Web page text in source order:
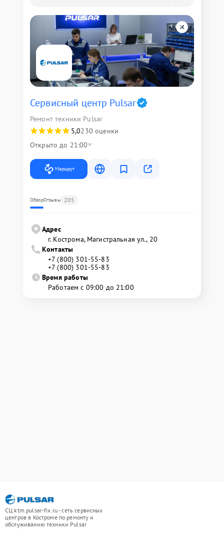
Сервисный центр Pulsar
Ремонт техники Pulsar
5,0230 оценки
Открыто до 21:00
Маршрут
ОбзорОтзывы 205
Адрес
г. Кострома, Магистральная ул., 20
Контакты
+7 (800) 301-55-83
+7 (800) 301-55-83
Время работы
Работаем с 09:00 до 21:00
СЦ ktm.pulsar-fix.ru - сеть сервисных
центров в Костроме по ремонту и
обслуживанию техники Pulsar